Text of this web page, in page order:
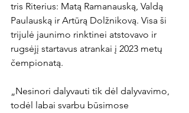
tris Riterius: Matą Ramanauską, Valdą
Paulauską ir Artūrą Dolžnikovą. Visa ši
trijulė jaunimo rinktinei atstovavo ir
rugsėjį startavus atrankai į 2023 metų
čempionatą.
„Nesinori dalyvauti tik dėl dalyvavimo,
todėl labai svarbu būsimose